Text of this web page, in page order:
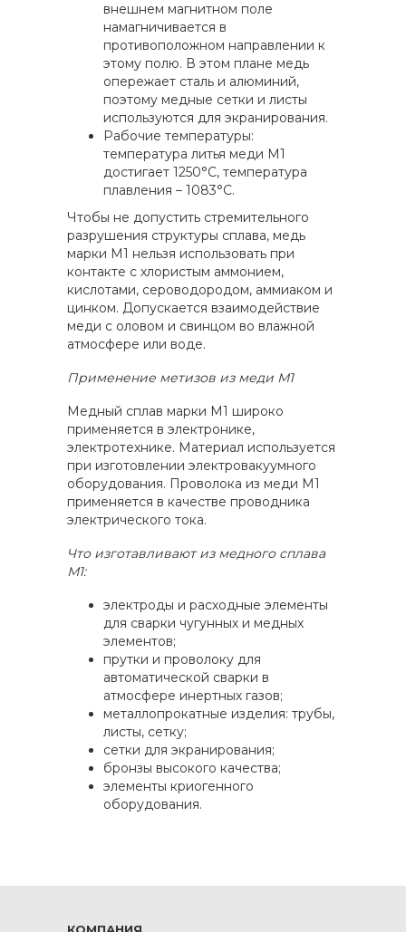
внешнем магнитном поле
намагничивается в
противоположном направлении к
этому полю. В этом плане медь
опережает сталь и алюминий,
поэтому медные сетки и листы
используются для экранирования.
Рабочие температуры:
температура литья меди М1
достигает 1250°С, температура
плавления – 1083°С.
Чтобы не допустить стремительного
разрушения структуры сплава, медь
марки М1 нельзя использовать при
контакте с хлористым аммонием,
кислотами, сероводородом, аммиаком и
цинком. Допускается взаимодействие
меди с оловом и свинцом во влажной
атмосфере или воде.
Применение метизов из меди М1
Медный сплав марки М1 широко
применяется в электронике,
электротехнике. Материал используется
при изготовлении электровакуумного
оборудования. Проволока из меди М1
применяется в качестве проводника
электрического тока.
Что изготавливают из медного сплава
М1:
электроды и расходные элементы
для сварки чугунных и медных
элементов;
прутки и проволоку для
автоматической сварки в
атмосфере инертных газов;
металлопрокатные изделия: трубы,
листы, сетку;
сетки для экранирования;
бронзы высокого качества;
элементы криогенного
оборудования.